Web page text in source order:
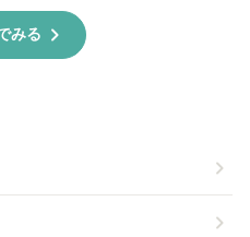
みる chevron_right
chevron_right
chevron_right